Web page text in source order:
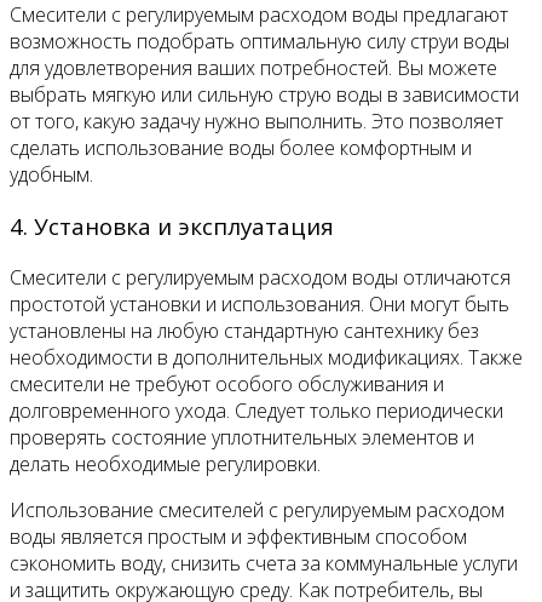
Смесители с регулируемым расходом воды предлагают
возможность подобрать оптимальную силу струи воды
для удовлетворения ваших потребностей. Вы можете
выбрать мягкую или сильную струю воды в зависимости
от того, какую задачу нужно выполнить. Это позволяет
сделать использование воды более комфортным и
удобным.
4. Установка и эксплуатация
Смесители с регулируемым расходом воды отличаются
простотой установки и использования. Они могут быть
установлены на любую стандартную сантехнику без
необходимости в дополнительных модификациях. Также
смесители не требуют особого обслуживания и
долговременного ухода. Следует только периодически
проверять состояние уплотнительных элементов и
делать необходимые регулировки.
Использование смесителей с регулируемым расходом
воды является простым и эффективным способом
сэкономить воду, снизить счета за коммунальные услуги
и защитить окружающую среду. Как потребитель, вы